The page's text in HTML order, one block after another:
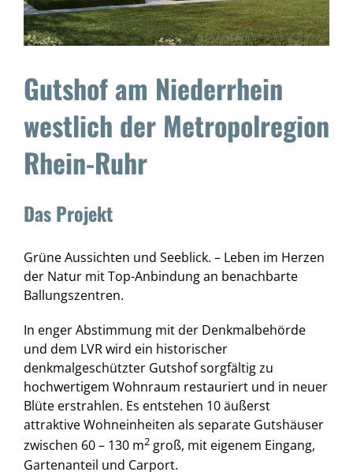
Gutshof am Niederrhein
westlich der Metropolregion
Rhein-Ruhr
Das Projekt
Grüne Aussichten und Seeblick. – Leben im Herzen
der Natur mit Top-Anbindung an benachbarte
Ballungszentren.
In enger Abstimmung mit der Denkmalbehörde
und dem LVR wird ein historischer
denkmalgeschützter Gutshof sorgfältig zu
hochwertigem Wohnraum restauriert und in neuer
Blüte erstrahlen. Es entstehen 10 äußerst
attraktive Wohneinheiten als separate Gutshäuser
zwischen 60 – 130 m2 groß, mit eigenem Eingang,
Gartenanteil und Carport.